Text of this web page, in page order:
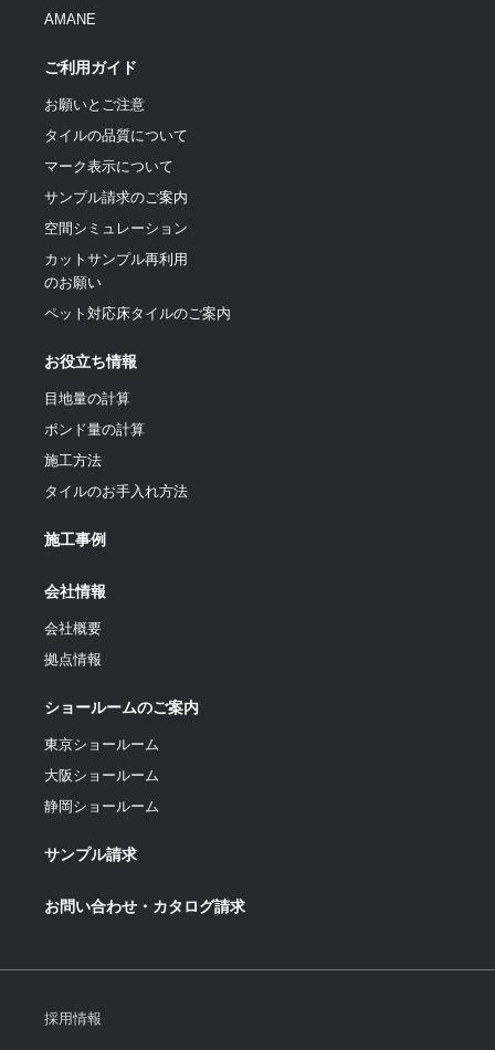
AMANE
ご利用ガイド
お願いとご注意
タイルの品質について
マーク表示について
サンプル請求のご案内
空間シミュレーション
カットサンプル再利用
のお願い
ペット対応床タイルのご案内
お役立ち情報
目地量の計算
ポンド量の計算
施工方法
タイルのお手入れ方法
施工事例
会社情報
会社概要
拠点情報
ショールームのご案内
東京ショールーム
大阪ショールーム
静岡ショールーム
サンプル請求
お問い合わせ・カタログ請求
採用情報